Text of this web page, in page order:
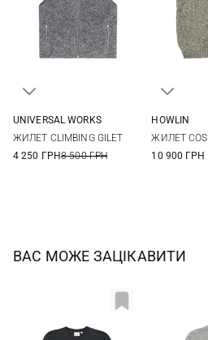
UNIVERSAL WORKS
ЖИЛЕТ CLIMBING GILET
4 250 ГРН8 500 ГРН
HOWLIN
ЖИЛЕТ
10 900 ГРН
ВАС МОЖЕ ЗАЦІКАВИТИ